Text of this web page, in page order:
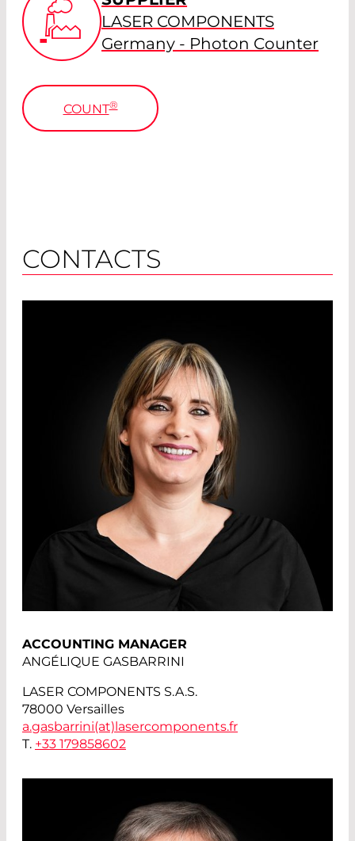
LASER COMPONENTS
Germany - Photon Counter
COUNT®
CONTACTS
ACCOUNTING MANAGER
ANGÉLIQUE GASBARRINI
LASER COMPONENTS S.A.S.
78000 Versailles
a.gasbarrini(at) lasercomponents.fr
T. +33 179858602